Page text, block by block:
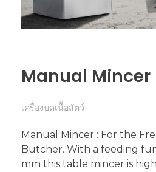
Manual Mincer
เครื่องบดเนื้อสัตว์
Manual Mincer : For the
Butcher. With a feeding
mm this table mincer is